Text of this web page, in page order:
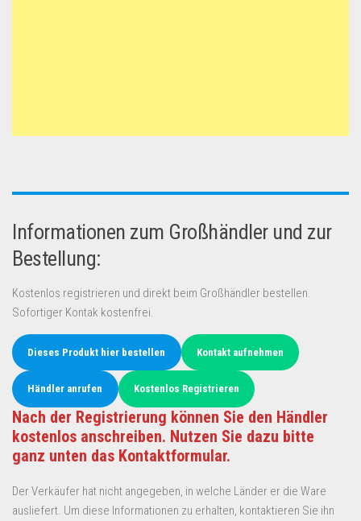
Informationen zum Großhändler und zur
Bestellung:
Kostenlos registrieren und direkt beim Großhändler bestellen.
Sofortiger Kontak kostenfrei.
Dieses Produkt hier bestellen Kontakt aufnehmen
Händler anrufen Kostenlos Registrieren
Nach der Registrierung können Sie den Händler
kostenlos anschreiben. Nutzen Sie dazu bitte
ganz unten das Kontaktformular.
Der Verkäufer hat nicht angegeben, in welche Länder er die Ware
ausliefert. Um diese Informationen zu erhalten, kontaktieren Sie ihn